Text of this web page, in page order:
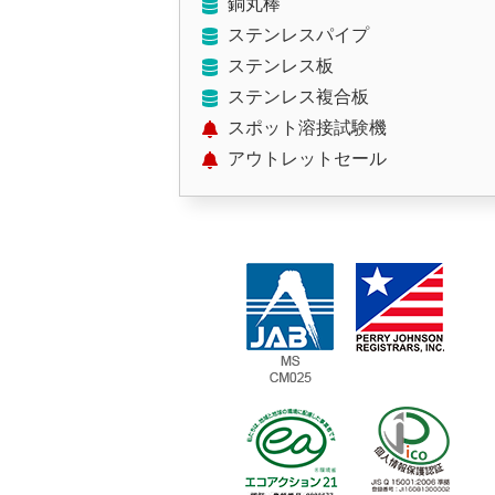
ステンレスパイプ
ステンレス板
ステンレス複合板
スポット溶接試験機
アウトレットセール